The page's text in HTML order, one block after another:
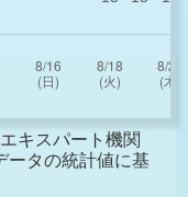
キスパート機関
ータの統計値に基